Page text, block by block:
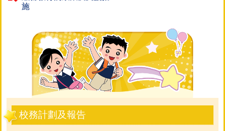
施
Main
navigation
校務計劃及報告